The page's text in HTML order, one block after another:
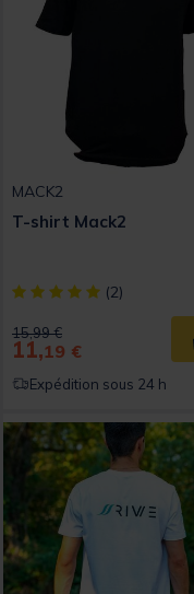
MACK2
T-shirt Mack2
[object Object] out of 5
(2)
Price reduced from
15,99 €to
11,19 €
Expédition sous 24 h